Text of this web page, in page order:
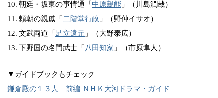
10. 朝廷・坂東の事情通「 中原親能 」（川島潤哉）
11. 頼朝の親戚「 二階堂行政 」（野仲イサオ）
12. 文武両道「 足立遠元 」（大野泰広）
13. 下野国の名門武士「 八田知家 」（市原隼人）
▼ガイドブックもチェック
鎌倉殿の１３人 前編 ＮＨＫ大河ドラマ・ガイド